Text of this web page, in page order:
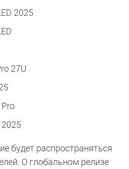
2025
27U
2025
будет распространяться
О глобальном релизе